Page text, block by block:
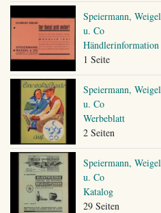
Speiermann, Weigel
u. Co
Händlerinformation
1 Seite
Speiermann, Weigel
u. Co
Werbeblatt
2 Seiten
Speiermann, Weigel
u. Co
Katalog
29 Seiten